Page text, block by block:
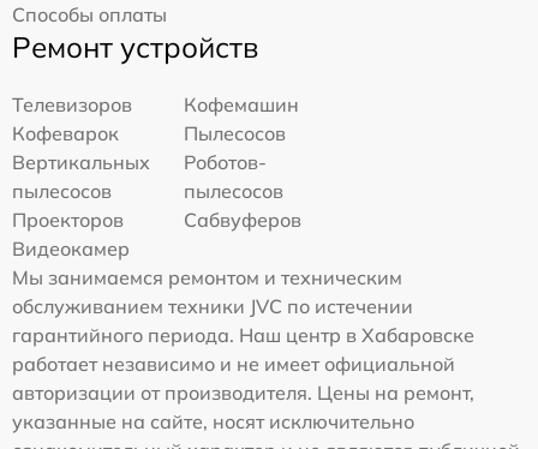
Способы оплаты
Ремонт устройств
Телевизоров
Кофемашин
Кофеварок
Пылесосов
Вертикальных
пылесосов
Роботов-
пылесосов
Проекторов
Сабвуферов
Видеокамер
Мы занимаемся ремонтом и техническим
обслуживанием техники JVC по истечении
гарантийного периода. Наш центр в Хабаровске
работает независимо и не имеет официальной
авторизации от производителя. Цены на ремонт,
указанные на сайте, носят исключительно